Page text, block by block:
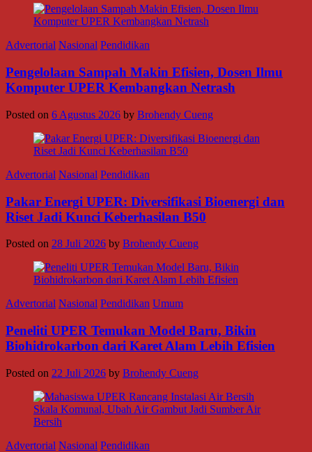
Advertorial Nasional Pendidikan
Pengelolaan Sampah Makin Efisien, Dosen Ilmu
Komputer UPER Kembangkan Netrash
Posted on 6 Agustus 2026 by Brohendy Cueng
Advertorial Nasional Pendidikan
Pakar Energi UPER: Diversifikasi Bioenergi dan
Riset Jadi Kunci Keberhasilan B50
Posted on 28 Juli 2026 by Brohendy Cueng
Advertorial Nasional Pendidikan Umum
Peneliti UPER Temukan Model Baru, Bikin
Biohidrokarbon dari Karet Alam Lebih Efisien
Posted on 22 Juli 2026 by Brohendy Cueng
Advertorial Nasional Pendidikan